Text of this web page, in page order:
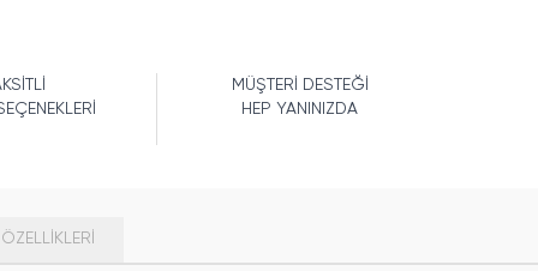
MÜŞTERİ DESTEĞİ
HEP YANINIZDA